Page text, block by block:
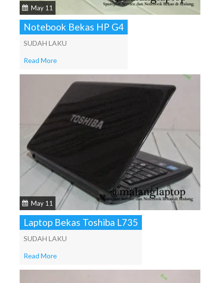
May 11
Notebook Bekas HP G4
SUDAH LAKU
Read More
May 11
Laptop Bekas Toshiba L735
SUDAH LAKU
Read More